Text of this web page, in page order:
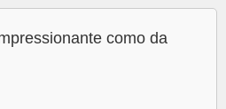
como da